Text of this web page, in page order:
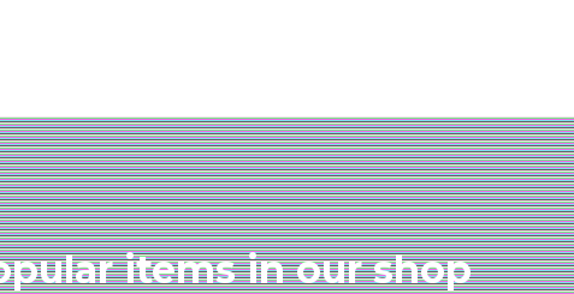
items in our shop